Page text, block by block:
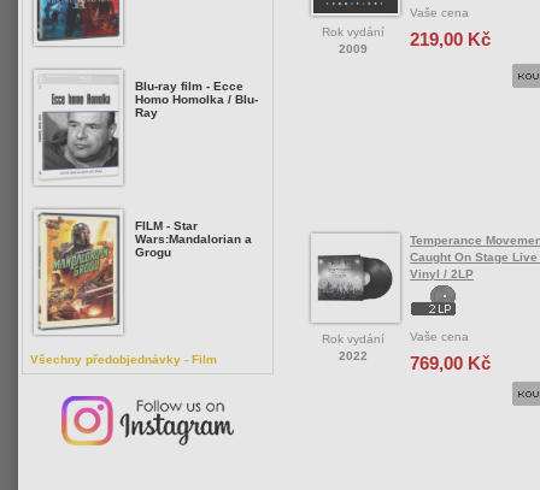
Rok vydání
2009
Vaše cena
219,00 Kč
Rok vydání
2022
Temperance
Caught On Stage Live
Vinyl / 2LP
Vaše cena
769,00 Kč
Blu-ray film - Ecce
Homo Homolka / Blu-
Ray
FILM - Star
Wars:Mandalorian a
Grogu
Všechny předobjednávky - Film